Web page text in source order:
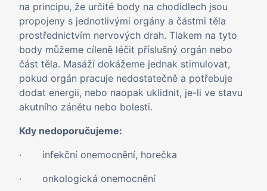
na principu, že určité body na chodidlech jsou
propojeny s jednotlivými orgány a částmi těla
prostřednictvím nervových drah. Tlakem na tyto
body můžeme cíleně léčit příslušný orgán nebo
část těla. Masáží dokážeme jednak stimulovat,
pokud orgán pracuje nedostatečně a potřebuje
dodat energii, nebo naopak uklidnit, je-li ve stavu
akutního zánětu nebo bolesti.
Kdy nedoporučujeme:
· infekční onemocnění, horečka
· onkologická onemocnění